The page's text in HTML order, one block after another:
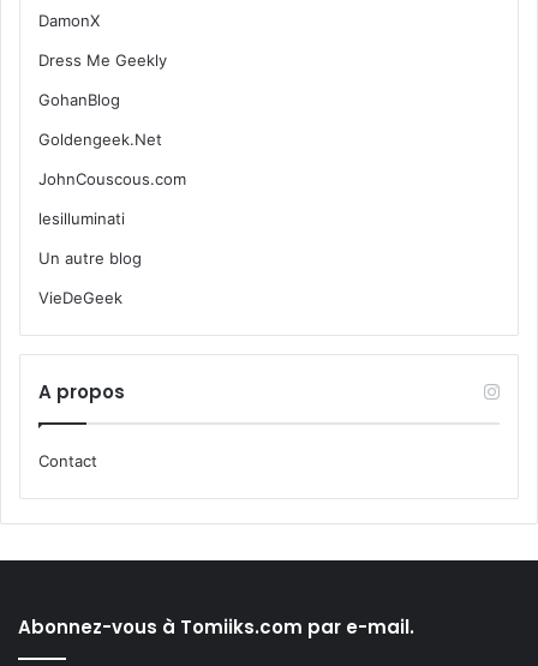
DamonX
Dress Me Geekly
GohanBlog
Goldengeek.Net
JohnCouscous.com
lesilluminati
Un autre blog
VieDeGeek
A propos
Contact
Abonnez-vous à Tomiiks.com par e-mail.